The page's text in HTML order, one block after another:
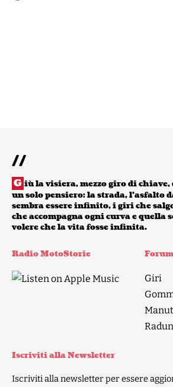
//
G iù la visiera, mezzo giro di
un solo pensiero: la strada, l’asfalto
sembra essere infinito, i giri che
che accompagna ogni curva e quella
volere che la vita fosse infinita.
Radio MotoStorie Forum
Giri
Iscriviti alla Newsletter
Iscriviti alla newsletter per essere